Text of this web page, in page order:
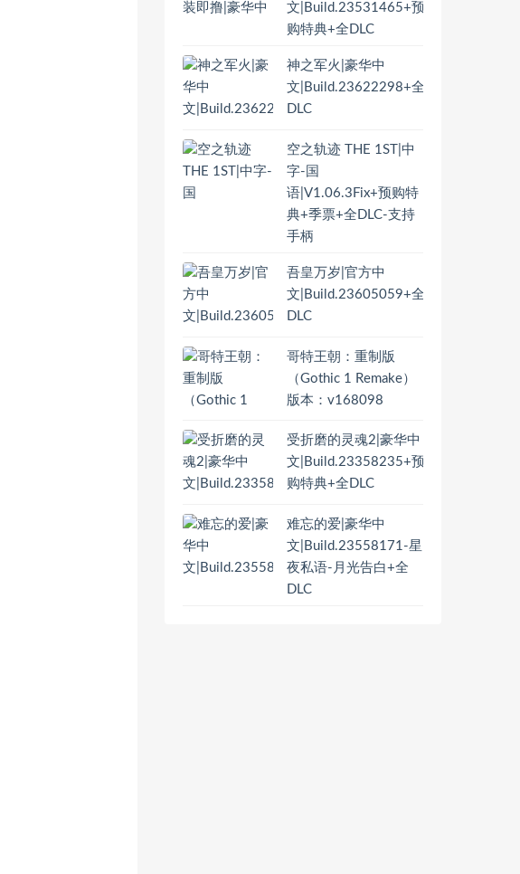
文|Build.23531465+预
购特典+全DLC
神之军火|豪华中
文|Build.23622298+全
DLC
空之轨迹 THE 1ST|中
字-国
语|V1.06.3Fix+预购特
典+季票+全DLC-支持
手柄
吾皇万岁|官方中
文|Build.23605059+全
DLC
哥特王朝：重制版
（Gothic 1 Remake）
版本：v168098
受折磨的灵魂2|豪华中
文|Build.23358235+预
购特典+全DLC
难忘的爱|豪华中
文|Build.23558171-星
夜私语-月光告白+全
DLC